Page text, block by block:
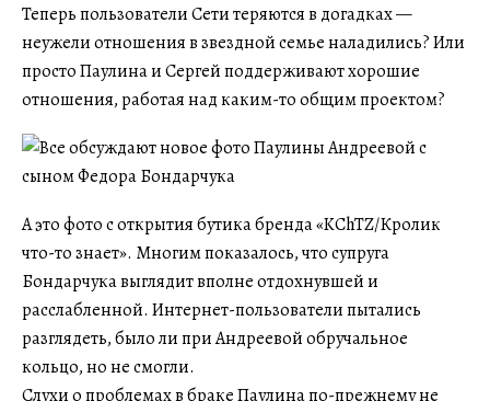
Теперь пользователи Сети теряются в догадках —
неужели отношения в звездной семье наладились? Или
просто Паулина и Сергей поддерживают хорошие
отношения, работая над каким-то общим проектом?
А это фото с открытия бутика бренда «KChTZ/Кролик
что-то знает». Многим показалось, что супруга
Бондарчука выглядит вполне отдохнувшей и
расслабленной. Интернет-пользователи пытались
разглядеть, было ли при Андреевой обручальное
кольцо, но не смогли.
Слухи о проблемах в браке Паулина по-прежнему не